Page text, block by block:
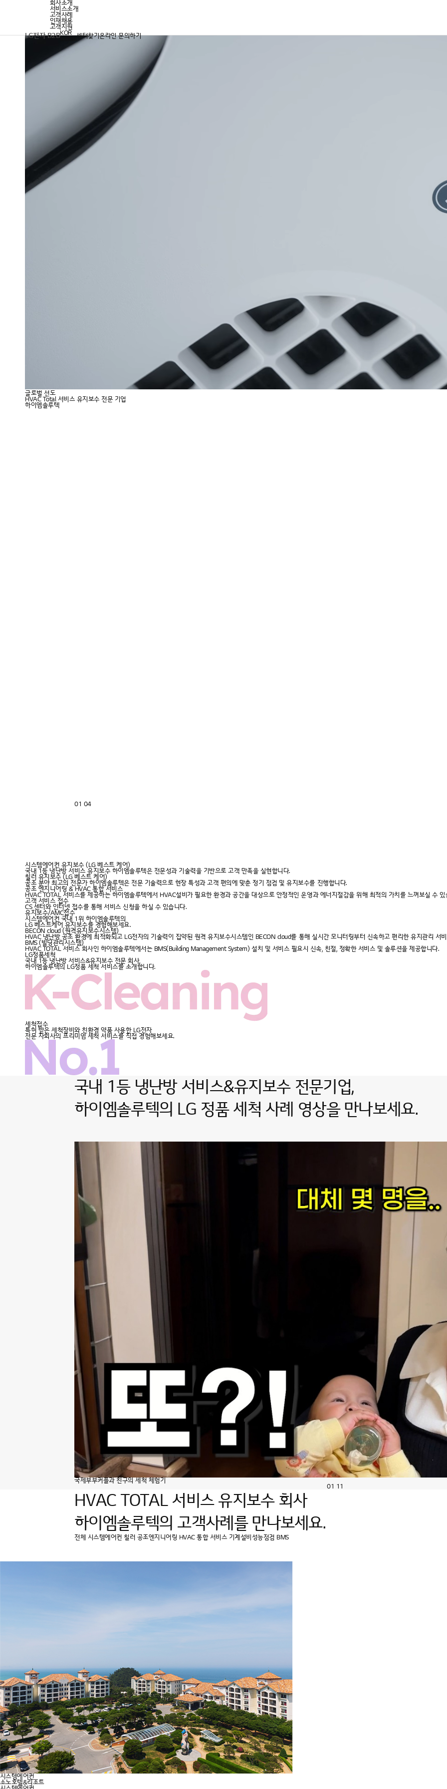
회사소개
서비스소개
고객사례
인재채용
고객지원
LG전자 B2BKOR
센터찾기온라인 문의하기
설계부터 유지보수까지
하이엠솔루텍 원스톱
글로벌 선도
HVAC Total 서비스 유지보수 전문 기업
하이엠솔루텍
1등을 책임지는 1등
LG전자 서비스 & 유지보수
전문 자회사 하이엠솔루텍
설계부터 유지보수까지
하이엠솔루텍 원스톱
글로벌 선도
HVAC Total 서비스 유지보수 전문 기업
하이엠솔루텍
02 04
시스템에어컨 유지보수 (LG 베스트 케어)
국내 1등 냉난방 서비스 유지보수 하이엠솔루텍은 전문성과 기술력을 기반으로 고객 만족을 실현합니다.
칠러 유지보수 (LG 베스트 케어)
공조 분야 최고의 전문가 하이엠솔루텍은 전문 기술력으로 현장 특성과 고객 편의에 맞춘 정기 점검 및 유지보수를 진행합니다.
공조 엔지니어링 & HVAC 통합 서비스
HVAC TOTAL 서비스를 제공하는 하이엠솔루텍에서 HVAC설비가 필요한 환경과 공간을 대상으로 안정적인 운영과 에너지절감을 위해 최적의 가치를 느껴보실 수 있
고객 서비스 접수
CS 센터와 인터넷 접수를 통해 서비스 신청을 하실 수 있습니다.
유지보수/AMC접수
시스템에어컨 국내 1위 하이엠솔루텍의
LG 베스트케어 유지보수를 경험해보세요.
BECON cloud (원격유지보수시스템)
HVAC 냉난방 공조 환경에 최적화되고 LG전자의 기술력이 집약된 원격 유지보수시스템인 BECON cloud를 통해 실시간 모니터링부터 신속하고 편리한 유지관리 서
BMS (빌딩관리시스템)
HVAC TOTAL 서비스 회사인 하이엠솔루텍에서는 BMS(Building Management System) 설치 및 서비스 필요시 신속, 친절, 정확한 서비스 및 솔루션을 제공합니다.
LG정품세척
국내 1등 냉난방 서비스&유지보수 전문 회사,
하이엠솔루텍의 LG정품 세척 서비스를 소개합니다.
세척접수
특허 받은 세척장비와 친환경 약품 사용한 LG전자
전문 자회사의프리미엄 세척 서비스를 직접 경험해보세요.
국내 1등 냉난방 서비스&유지보수 전문기업,
하이엠솔루텍의 LG 정품 세척 사례 영상을 만나보세요.
국제부부커플과 친구의 세척 체험기
01 11
HVAC TOTAL 서비스 유지보수 회사
하이엠솔루텍의 고객사례 를 만나보세요.
전체 시스템에어컨 칠러 공조엔지니어링 HVAC 통합 서비스 기계설비성능점검 BMS
시스템에어컨
소노호텔&리조트